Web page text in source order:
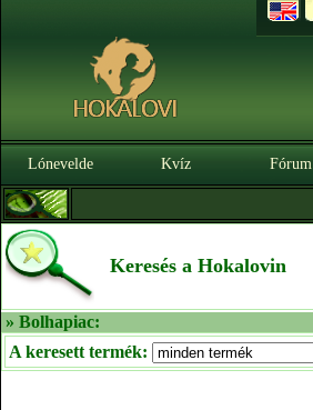
Lónevelde Kvíz Fórum
Keresés a Hokalovin
» Bolhapiac:
A keresett termék: